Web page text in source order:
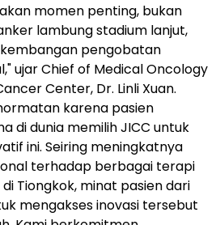
momen penting, bukan
lambung stadium lanjut,
pengobatan
ujar Chief of Medical Oncology
Center, Dr. Linli Xuan.
karena pasien
di dunia memilih JICC untuk
ini. Seiring meningkatnya
terhadap berbagai terapi
Tiongkok, minat pasien dari
mengakses inovasi tersebut